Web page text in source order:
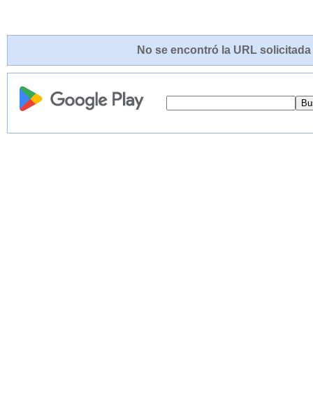
No se encontró la URL